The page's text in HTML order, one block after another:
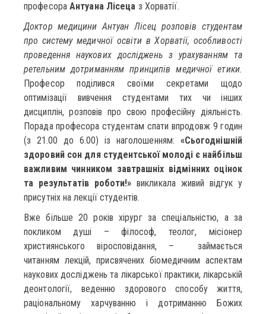
професора Антуана Лісеца з Хорватії.
Доктор медицини Антуан Лісец розповів студентам
про систему медичної освіти в Хорватії, особливості
проведення наукових досліджень з урахуванням та
ретельним дотриманням принципів медичної етики.
Професор поділився своїми секретами щодо
оптимізації вивчення студентами тих чи інших
дисциплін, розповів про свою професійну діяльність.
Порада професора студентам спати впродовж 9 годин
(з 21.00 до 6.00) із наголошенням: «Сьогоднішній
здоровий сон для студентської молоді є найбільш
важливим чинником завтрашніх відмінних оцінок
та результатів роботи!» викликала живий відгук у
присутніх на лекції студентів.
Вже більше 20 років хірург за спеціальністю, а за
покликом душі – філософ, теолог, місіонер
християнського віросповідання, – займається
читанням лекцій, присвячених біомедичним аспектам
наукових досліджень та лікарської практики, лікарській
деонтології, веденню здорового способу життя,
раціональному харчуванню і дотриманню Божих